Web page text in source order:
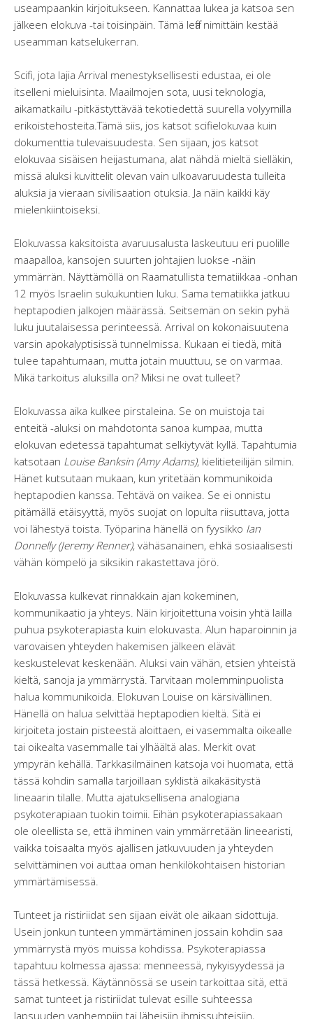
useampaankin kirjoitukseen. Kannattaa lukea ja katsoa sen
jälkeen elokuva -tai toisinpäin. Tämä leffa nimittäin kestää
useamman katselukerran.
Scifi, jota lajia Arrival menestyksellisesti edustaa, ei ole
itselleni mieluisinta. Maailmojen sota, uusi teknologia,
aikamatkailu -pitkästyttävää tekotiedettä suurella volyymilla
erikoistehosteita.Tämä siis, jos katsot scifielokuvaa kuin
dokumenttia tulevaisuudesta. Sen sijaan, jos katsot
elokuvaa sisäisen heijastumana, alat nähdä mieltä sielläkin,
missä aluksi kuvittelit olevan vain ulkoavaruudesta tulleita
aluksia ja vieraan sivilisaation otuksia. Ja näin kaikki käy
mielenkiintoiseksi.
Elokuvassa kaksitoista avaruusalusta laskeutuu eri puolille
maapalloa, kansojen suurten johtajien luokse -näin
ymmärrän. Näyttämöllä on Raamatullista tematiikkaa -onhan
12 myös Israelin sukukuntien luku. Sama tematiikka jatkuu
heptapodien jalkojen määrässä. Seitsemän on sekin pyhä
luku juutalaisessa perinteessä. Arrival on kokonaisuutena
varsin apokalyptisissä tunnelmissa. Kukaan ei tiedä, mitä
tulee tapahtumaan, mutta jotain muuttuu, se on varmaa.
Mikä tarkoitus aluksilla on? Miksi ne ovat tulleet?
Elokuvassa aika kulkee pirstaleina. Se on muistoja tai
enteitä -aluksi on mahdotonta sanoa kumpaa, mutta
elokuvan edetessä tapahtumat selkiytyvät kyllä. Tapahtumia
katsotaan Louise Banksin (Amy Adams), kielitieteilijän silmin.
Hänet kutsutaan mukaan, kun yritetään kommunikoida
heptapodien kanssa. Tehtävä on vaikea. Se ei onnistu
pitämällä etäisyyttä, myös suojat on lopulta riisuttava, jotta
voi lähestyä toista. Työparina hänellä on fyysikko Ian
Donnelly (Jeremy Renner), vähäsanainen, ehkä sosiaalisesti
vähän kömpelö ja siksikin rakastettava jörö.
Elokuvassa kulkevat rinnakkain ajan kokeminen,
kommunikaatio ja yhteys. Näin kirjoitettuna voisin yhtä lailla
puhua psykoterapiasta kuin elokuvasta. Alun haparoinnin ja
varovaisen yhteyden hakemisen jälkeen elävät
keskustelevat keskenään. Aluksi vain vähän, etsien yhteistä
kieltä, sanoja ja ymmärrystä. Tarvitaan molemminpuolista
halua kommunikoida. Elokuvan Louise on kärsivällinen.
Hänellä on halua selvittää heptapodien kieltä. Sitä ei
kirjoiteta jostain pisteestä aloittaen, ei vasemmalta oikealle
tai oikealta vasemmalle tai ylhäältä alas. Merkit ovat
ympyrän kehällä. Tarkkasilmäinen katsoja voi huomata, että
tässä kohdin samalla tarjoillaan syklistä aikakäsitystä
lineaarin tilalle. Mutta ajatuksellisena analogiana
psykoterapiaan tuokin toimii. Eihän psykoterapiassakaan
ole oleellista se, että ihminen vain ymmärretään lineearisti,
vaikka toisaalta myös ajallisen jatkuvuuden ja yhteyden
selvittäminen voi auttaa oman henkilökohtaisen historian
ymmärtämisessä.
Tunteet ja ristiriidat sen sijaan eivät ole aikaan sidottuja.
Usein jonkun tunteen ymmärtäminen jossain kohdin saa
ymmärrystä myös muissa kohdissa. Psykoterapiassa
tapahtuu kolmessa ajassa: menneessä, nykyisyydessä ja
tässä hetkessä. Käytännössä se usein tarkoittaa sitä, että
samat tunteet ja ristiriidat tulevat esille suhteessa
lapsuuden vanhempiin tai läheisiin ihmissuhteisiin,